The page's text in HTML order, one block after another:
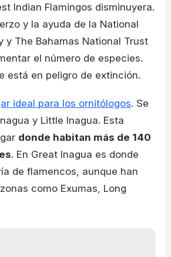
Indian Flamingos disminuyera.
y la ayuda de la National
y The Bahamas National Trust
el número de especies.
está en peligro de extinción.
ideal para los ornitólogos. Se
y Little Inagua. Esta
donde habitan más de 140
. En Great Inagua es donde
de flamencos, aunque han
como Exumas, Long